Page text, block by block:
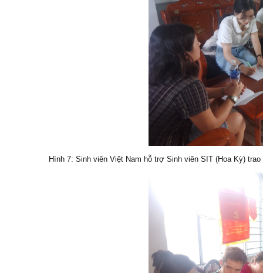
Hình 7: Sinh viên Việt Nam hỗ trợ Sinh viên SIT (Hoa Kỳ)